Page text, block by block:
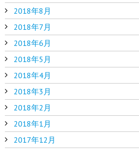
2018年8月
2018年7月
2018年6月
2018年5月
2018年4月
2018年3月
2018年2月
2018年1月
2017年12月